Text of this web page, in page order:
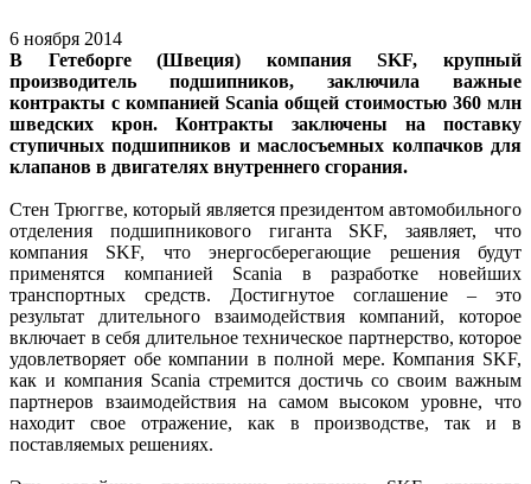
6 ноября 2014
В Гетеборге (Швеция) компания SKF, крупный
производитель подшипников, заключила важные
контракты с компанией Scania общей стоимостью 360 млн
шведских крон. Контракты заключены на поставку
ступичных подшипников и маслосъемных колпачков для
клапанов в двигателях внутреннего сгорания.
Стен Трюггве, который является президентом автомобильного
отделения подшипникового гиганта SKF, заявляет, что
компания SKF, что энергосберегающие решения будут
применятся компанией Scania в разработке новейших
транспортных средств. Достигнутое соглашение – это
результат длительного взаимодействия компаний, которое
включает в себя длительное техническое партнерство, которое
удовлетворяет обе компании в полной мере. Компания SKF,
как и компания Scania стремится достичь со своим важным
партнеров взаимодействия на самом высоком уровне, что
находит свое отражение, как в производстве, так и в
поставляемых решениях.